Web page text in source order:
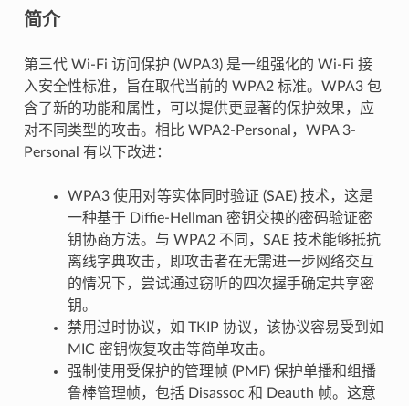
简介
第三代 Wi-Fi 访问保护 (WPA3) 是一组强化的 Wi-Fi 接
入安全性标准，旨在取代当前的 WPA2 标准。WPA3 包
含了新的功能和属性，可以提供更显著的保护效果，应
对不同类型的攻击。相比 WPA2-Personal，WPA 3-
Personal 有以下改进：
WPA3 使用对等实体同时验证 (SAE) 技术，这是
一种基于 Diffie-Hellman 密钥交换的密码验证密
钥协商方法。与 WPA2 不同，SAE 技术能够抵抗
离线字典攻击，即攻击者在无需进一步网络交互
的情况下，尝试通过窃听的四次握手确定共享密
钥。
禁用过时协议，如 TKIP 协议，该协议容易受到如
MIC 密钥恢复攻击等简单攻击。
强制使用受保护的管理帧 (PMF) 保护单播和组播
鲁棒管理帧，包括 Disassoc 和 Deauth 帧。这意